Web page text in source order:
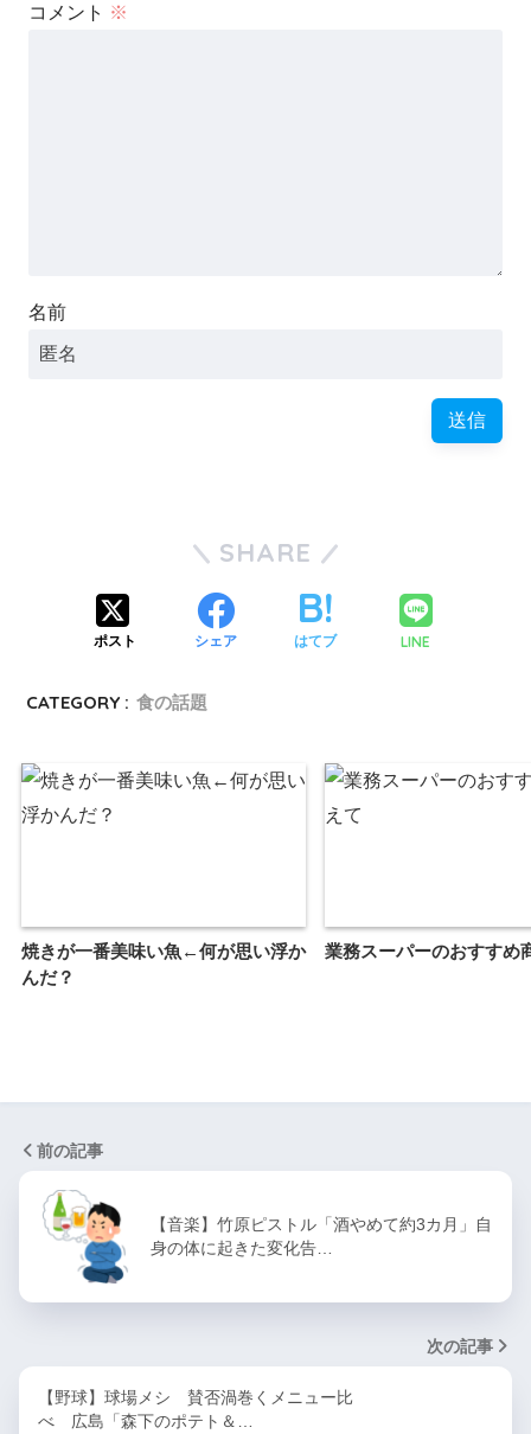
コメント ※
名前
SHARE
ポスト シェア はてブ LINE
CATEGORY : 食の話題
焼きが一番美味い魚←何が思い浮か
んだ？
業務スーパーのおすすめ
前の記事
【音楽】竹原ピストル「酒やめて約3カ月」自
身の体に起きた変化告…
次の記事
【野球】球場メシ 賛否渦巻くメニュー比
べ 広島「森下のポテト＆…